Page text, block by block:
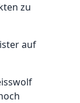
zu
auf